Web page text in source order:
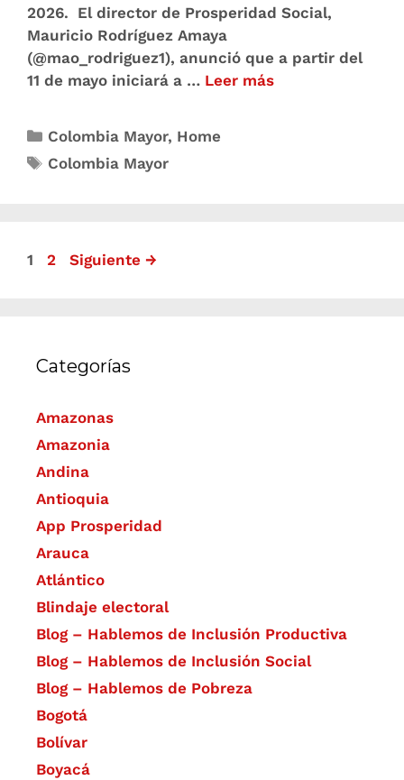
2026. El director de Prosperidad Social,
Mauricio Rodríguez Amaya
(@mao_rodriguez1), anunció que a partir del
11 de mayo iniciará a … Leer más
Colombia Mayor, Home
Colombia Mayor
1 2 Siguiente →
Categorías
Amazonas
Amazonia
Andina
Antioquia
App Prosperidad
Arauca
Atlántico
Blindaje electoral
Blog – Hablemos de Inclusión Productiva
Blog – Hablemos de Inclusión Social
Blog – Hablemos de Pobreza
Bogotá
Bolívar
Boyacá